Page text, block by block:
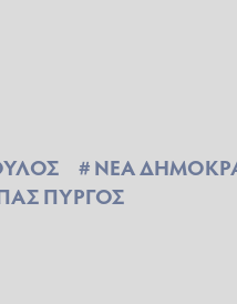
ΝΕΑ
ΠΥΡΓΟΣ